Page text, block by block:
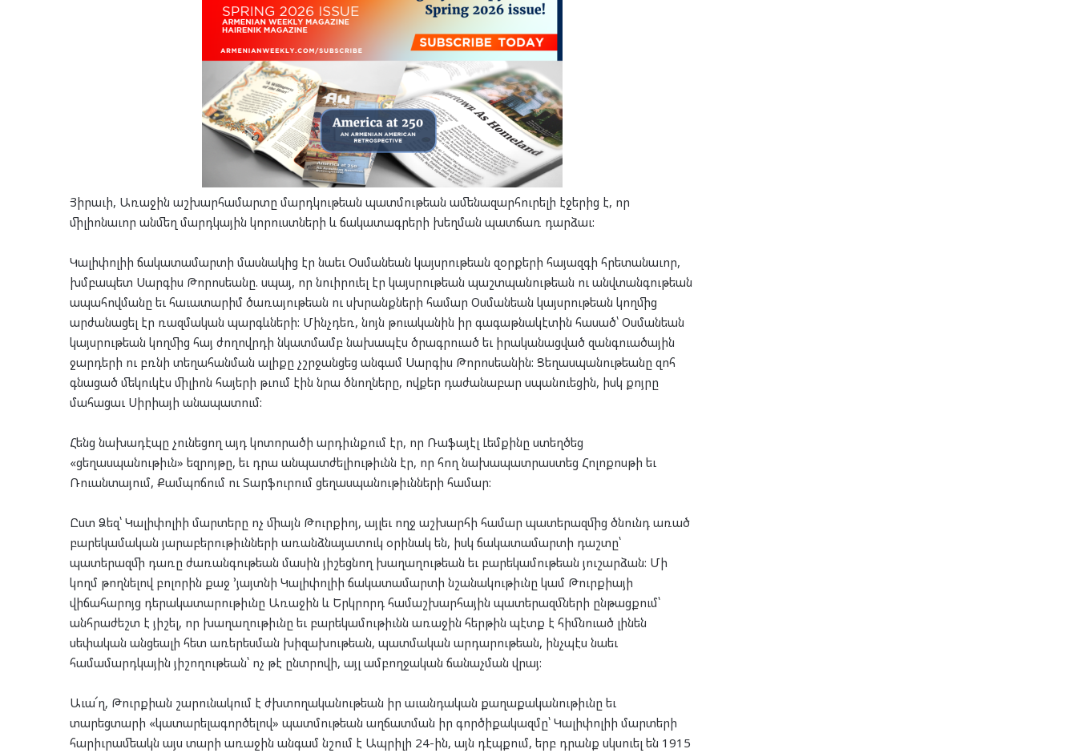
Յիրաւի, Առաջին աշխարհամարտը մարդկութեան պատմութեան ամենազարհուրելի էջերից է, որ
միլիոնաւոր անմեղ մարդկային կորուստների և ճակատագրերի խեղման պատճառ դարձաւ:
Կալիփոլիի ճակատամարտի մասնակից էր նաեւ Օսմանեան կայսրութեան զօրքերի հայազգի հրետանաւոր,
խմբապետ Սարգիս Թորոսեանը. սպայ, որ նուիրուել էր կայսրութեան պաշտպանութեան ու անվտանգութեան
ապահովմանը եւ հաւատարիմ ծառայութեան ու սխրանքների համար Օսմանեան կայսրութեան կողմից
արժանացել էր ռազմական պարգևների: Մինչդեռ, նոյն թուականին իր գագաթնակէտին հասած՝ Օսմանեան
կայսրութեան կողմից հայ ժողովրդի նկատմամբ նախապէս ծրագրուած եւ իրականացված զանգուածային
ջարդերի ու բռնի տեղահանման ալիքը չշրջանցեց անգամ Սարգիս Թորոսեանին: Ցեղասպանութեանը զոհ
գնացած մեկուկէս միլիոն հայերի թւում էին նրա ծնողները, ովքեր դաժանաբար սպանուեցին, իսկ քոյրը
մահացաւ Սիրիայի անապատում:
Հենց նախադէպը չունեցող այդ կոտորածի արդիւնքում էր, որ Ռաֆայէլ Լեմքինը ստեղծեց
«ցեղասպանութիւն» եզրոյթը, եւ դրա անպատժելիութիւնն էր, որ հող նախապատրաստեց Հոլոքոսթի եւ
Ռուանտայում, Քամպոճում ու Տարֆուրում ցեղասպանութիւնների համար:
Ըստ Ձեզ՝ Կալիփոլիի մարտերը ոչ միայն Թուրքիոյ, այլեւ ողջ աշխարհի համար պատերազմից ծնունդ առած
բարեկամական յարաբերութիւնների առանձնայատուկ օրինակ են, իսկ ճակատամարտի դաշտը՝
պատերազմի դառը ժառանգութեան մասին յիշեցնող խաղաղութեան եւ բարեկամութեան յուշարձան: Մի
կողմ թողնելով բոլորին քաջ ՚յայտնի Կալիփոլիի ճակատամարտի նշանակութիւնը կամ Թուրքիայի
վիճահարոյց դերակատարութիւնը Առաջին և Երկրորդ համաշխարհային պատերազմների ընթացքում՝
անհրաժեշտ է յիշել, որ խաղաղութիւնը եւ բարեկամութիւնն առաջին հերթին պէտք է հիմնուած լինեն
սեփական անցեալի հետ առերեսման խիզախութեան, պատմական արդարութեան, ինչպէս նաեւ
համամարդկային յիշողութեան՝ ոչ թէ ընտրովի, այլ ամբողջական ճանաչման վրայ:
Աւա՜ղ, Թուրքիան շարունակում է ժխտողականութեան իր աւանդական քաղաքականութիւնը եւ
տարեցտարի «կատարելագործելով» պատմութեան աղճատման իր գործիքակազմը՝ Կալիփոլիի մարտերի
հարիւրամեակն այս տարի առաջին անգամ նշում է Ապրիլի 24-ին, այն դէպքում, երբ դրանք սկսուել են 1915